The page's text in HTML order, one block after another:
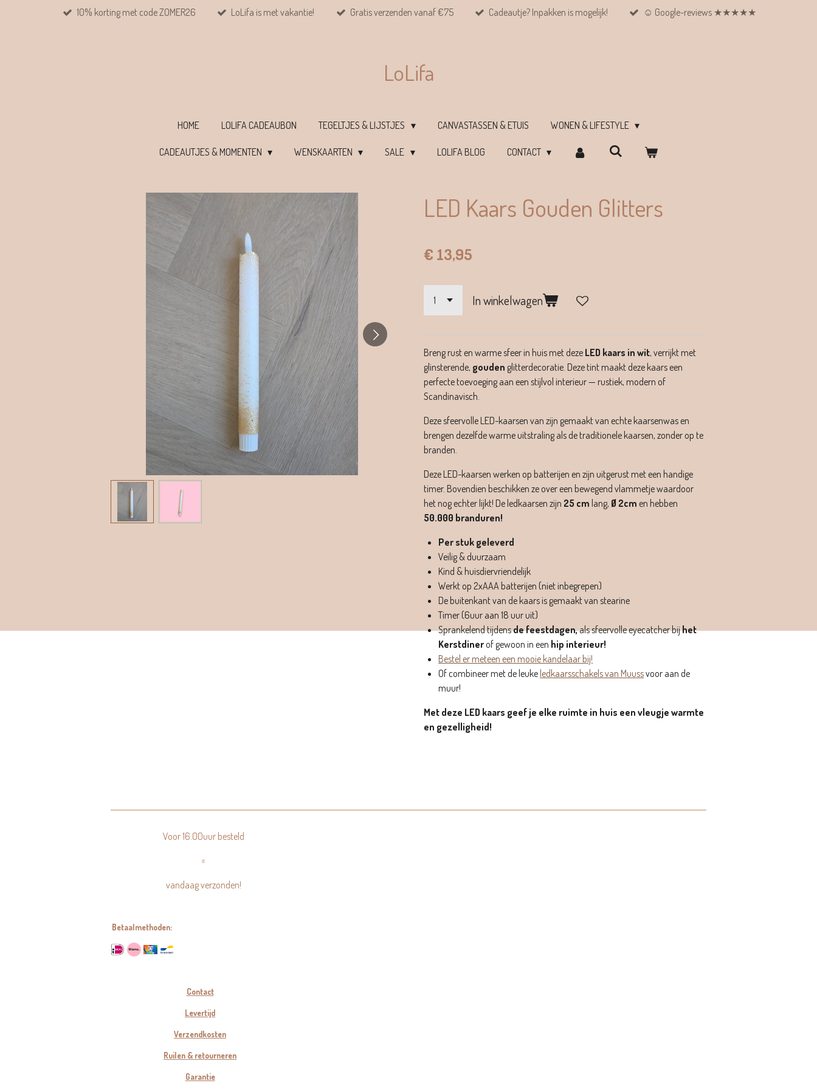
10% korting met code ZOMER26 LoLifa is met vakantie! Gratis verzenden vanaf €75 Cadeautje? Inpakken is mogelijk! ☺︎ Google-reviews ★★★★★
LoLifa
HOME LOLIFA CADEAUBON TEGELTJES & LIJSTJES CANVASTASSEN & ETUIS WONEN & LIFESTYLE
CADEAUTJES & MOMENTEN WENSKAARTEN SALE LOLIFA BLOG CONTACT
LED Kaars Gouden Glitters
€ 13,95
In winkelwagen
Breng rust en warme sfeer in huis met deze LED kaars in wit, verrijkt met
glinsterende, gouden glitterdecoratie. Deze tint maakt deze kaars een
perfecte toevoeging aan een stijlvol interieur — rustiek, modern of
Scandinavisch.
Deze sfeervolle LED-kaarsen van zijn gemaakt van echte kaarsenwas en
brengen dezelfde warme uitstraling als de traditionele kaarsen, zonder op te
branden.
Deze LED-kaarsen werken op batterijen en zijn uitgerust met een handige
timer. Bovendien beschikken ze over een bewegend vlammetje waardoor
het nog echter lijkt! De ledkaarsen zijn 25 cm lang, Ø 2cm en hebben
50.000 branduren!
Per stuk geleverd
Veilig & duurzaam
Kind & huisdiervriendelijk
Werkt op 2xAAA batterijen (niet inbegrepen)
De buitenkant van de kaars is gemaakt van stearine
Timer (6uur aan 18 uur uit)
Sprankelend tijdensde feestdagen,als sfeervolle eyecatcher bijhet
Kerstdinerof gewoon in een hip interieur!
Bestel er meteen een mooie kandelaar bij!
Of combineer met de leuke ledkaarsschakels van Muussvoor aan de
muur!
Met deze LED kaars geef je elke ruimte in huis een vleugje warmte
en gezelligheid!
Voor 16:00uur besteld
=
vandaag verzonden!
Betaalmethoden:
Contact
Levertijd
Verzendkosten
Ruilen & retourneren
Garantie